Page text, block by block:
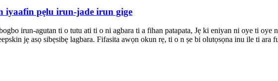
iyaafin pẹlu irun-jade irun gige
irun-agutan ti o tutu ati ti o ni agbara ti a fihan patapata, Jẹ ki eniyan ni oye ti oye
jẹ asọ sibẹsibẹ lagbara. Fifasita awọn okun rẹ, ti o n ṣe bi olutọsọna inu ile ti ara